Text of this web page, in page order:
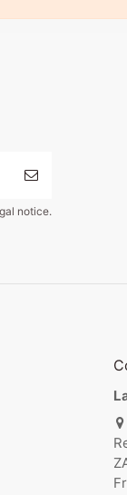
notice.